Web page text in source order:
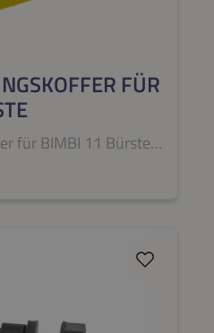
FÜR
für BIMBI 11 Bürste